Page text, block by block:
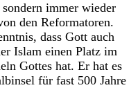
immer wieder
den Reformatoren.
dass Gott auch
Islam einen Platz im
Gottes hat. Er hat es
für fast 500 Jahre